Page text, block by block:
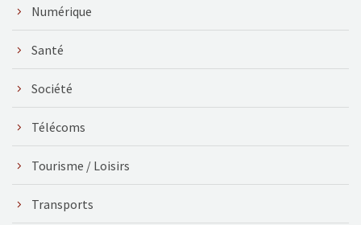
Numérique
Santé
Société
Télécoms
Tourisme / Loisirs
Transports